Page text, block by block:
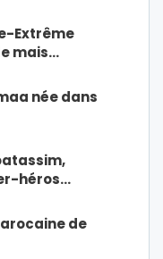
Extrême
mais…
née dans
héros…
de